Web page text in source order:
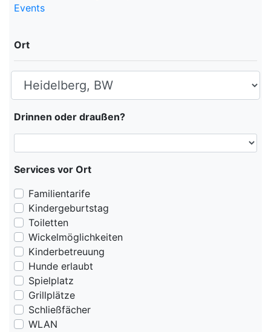
Events
Ort
Drinnen oder draußen?
Services vor Ort
Familientarife
Kindergeburtstag
Toiletten
Wickelmöglichkeiten
Kinderbetreuung
Hunde erlaubt
Spielplatz
Grillplätze
Schließfächer
WLAN